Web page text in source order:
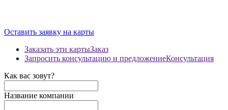
Оставить заявку на карты
Заказать эти картыЗаказ
Запросить консультацию и предложениеКонсультация
Как вас зовут?
Название компании